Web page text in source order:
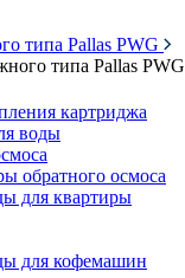
типа Pallas PWG
типа Pallas PWG
картриджа
воды
обратного осмоса
для квартиры
для кофемашин